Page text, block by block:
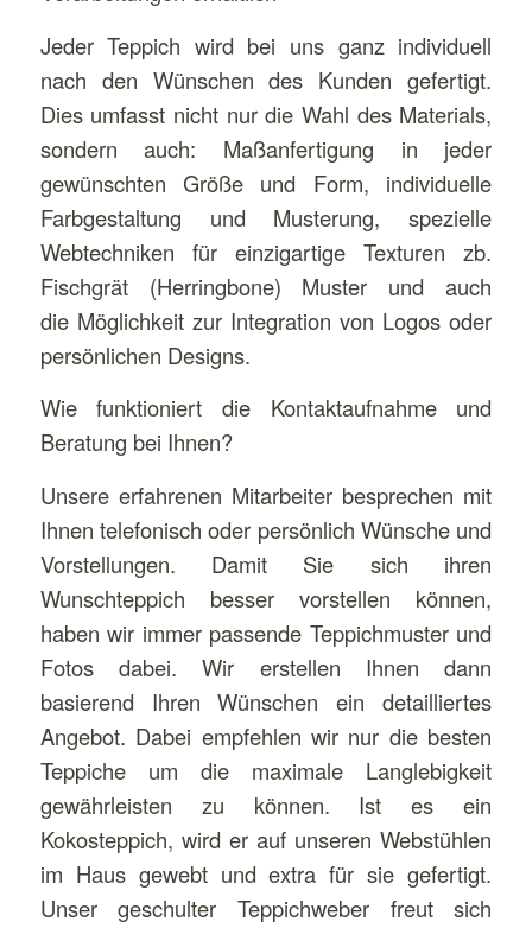
Jeder Teppich wird bei uns ganz individuell
nach den Wünschen des Kunden gefertigt.
Dies umfasst nicht nur die Wahl des Materials,
sondern auch: Maßanfertigung in jeder
gewünschten Größe und Form, individuelle
Farbgestaltung und Musterung, spezielle
Webtechniken für einzigartige Texturen zb.
Fischgrät (Herringbone) Muster und auch
die Möglichkeit zur Integration von Logos oder
persönlichen Designs.
Wie funktioniert die Kontaktaufnahme und
Beratung bei Ihnen?
Unsere erfahrenen Mitarbeiter besprechen mit
Ihnen telefonisch oder persönlich Wünsche und
Vorstellungen. Damit Sie sich ihren
Wunschteppich besser vorstellen können,
haben wir immer passende Teppichmuster und
Fotos dabei. Wir erstellen Ihnen dann
basierend Ihren Wünschen ein detailliertes
Angebot. Dabei empfehlen wir nur die besten
Teppiche um die maximale Langlebigkeit
gewährleisten zu können. Ist es ein
Kokosteppich, wird er auf unseren Webstühlen
im Haus gewebt und extra für sie gefertigt.
Unser geschulter Teppichweber freut sich